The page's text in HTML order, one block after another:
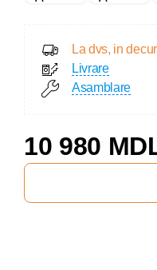
La dvs, in
Livrare
Asamblare
10 980